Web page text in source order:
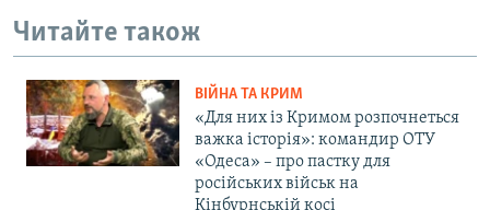
Читайте також
ВІЙНА ТА КРИМ
«Для них із Кримом розпочнеться
важка історія»: командир ОТУ
«Одеса» – про пастку для
російських військ на
Кінбурнській косі